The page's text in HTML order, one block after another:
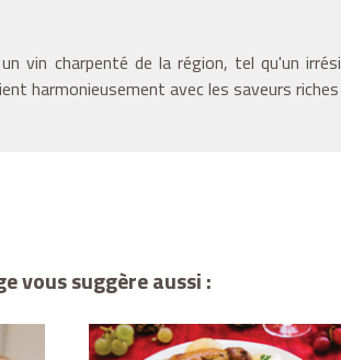
vin charpenté de la région, tel qu'un
harmonieusement avec les saveurs
vous suggère aussi :